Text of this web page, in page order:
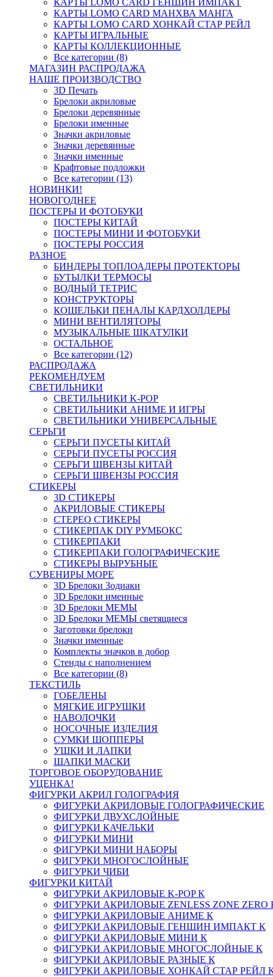
КАРТЫ LOMO CARD ГЕНШИН ИМПАКТ
КАРТЫ LOMO CARD МАНХВА МАНГА
КАРТЫ LOMO CARD ХОНКАЙ СТАР РЕЙЛ
КАРТЫ ИГРАЛЬНЫЕ
КАРТЫ КОЛЛЕКЦИОННЫЕ
Все категории (8)
МАГАЗИН РАСПРОДАЖА
НАШЕ ПРОИЗВОДСТВО
3D Печать
Брелоки акриловые
Брелоки деревянные
Брелоки именные
Значки акриловые
Значки деревянные
Значки именные
Крафтовые подложки
Все категории (13)
НОВИНКИ!
НОВОГОДНЕЕ
ПОСТЕРЫ И ФОТОБУКИ
ПОСТЕРЫ КИТАЙ
ПОСТЕРЫ МИНИ И ФОТОБУКИ
ПОСТЕРЫ РОССИЯ
РАЗНОЕ
БИНДЕРЫ ТОПЛОАДЕРЫ ПРОТЕКТОРЫ
БУТЫЛКИ ТЕРМОСЫ
ВОДНЫЙ ТЕТРИС
КОНСТРУКТОРЫ
КОШЕЛЬКИ ПЕНАЛЫ КАРДХОЛДЕРЫ
МИНИ ВЕНТИЛЯТОРЫ
МУЗЫКАЛЬНЫЕ ШКАТУЛКИ
ОСТАЛЬНОЕ
Все категории (12)
РАСПРОДАЖА
РЕКОМЕНДУЕМ
СВЕТИЛЬНИКИ
СВЕТИЛЬНИКИ K-POP
СВЕТИЛЬНИКИ АНИМЕ И ИГРЫ
СВЕТИЛЬНИКИ УНИВЕРСАЛЬНЫЕ
СЕРЬГИ
СЕРЬГИ ПУСЕТЫ КИТАЙ
СЕРЬГИ ПУСЕТЫ РОССИЯ
СЕРЬГИ ШВЕНЗЫ КИТАЙ
СЕРЬГИ ШВЕНЗЫ РОССИЯ
СТИКЕРЫ
3D СТИКЕРЫ
АКРИЛОВЫЕ СТИКЕРЫ
СТЕРЕО СТИКЕРЫ
СТИКЕРПАК DIY РУМБОКС
СТИКЕРПАКИ
СТИКЕРПАКИ ГОЛОГРАФИЧЕСКИЕ
СТИКЕРЫ ВЫРУБНЫЕ
СУВЕНИРЫ МОРЕ
3D Брелоки Зодиаки
3D Брелоки именные
3D Брелоки МЕМЫ
3D Брелоки МЕМЫ светящиеся
Заготовки брелоки
Значки именные
Комплекты значков в добор
Стенды с наполнением
Все категории (8)
ТЕКСТИЛЬ
ГОБЕЛЕНЫ
МЯГКИЕ ИГРУШКИ
НАВОЛОЧКИ
НОСОЧНЫЕ ИЗДЕЛИЯ
СУМКИ ШОППЕРЫ
УШКИ И ЛАПКИ
ШАПКИ МАСКИ
ТОРГОВОЕ ОБОРУДОВАНИЕ
УЦЕНКА!
ФИГУРКИ АКРИЛ ГОЛОГРАФИЯ
ФИГУРКИ АКРИЛОВЫЕ ГОЛОГРАФИЧЕСКИЕ
ФИГУРКИ ДВУХСЛОЙНЫЕ
ФИГУРКИ КАЧЕЛЬКИ
ФИГУРКИ МИНИ
ФИГУРКИ МИНИ НАБОРЫ
ФИГУРКИ МНОГОСЛОЙНЫЕ
ФИГУРКИ ЧИБИ
ФИГУРКИ КИТАЙ
ФИГУРКИ АКРИЛОВЫЕ K-POP К
ФИГУРКИ АКРИЛОВЫЕ ZENLESS ZONE ZERO
ФИГУРКИ АКРИЛОВЫЕ АНИМЕ К
ФИГУРКИ АКРИЛОВЫЕ ГЕНШИН ИМПАКТ К
ФИГУРКИ АКРИЛОВЫЕ МИНИ К
ФИГУРКИ АКРИЛОВЫЕ МНОГОСЛОЙНЫЕ К
ФИГУРКИ АКРИЛОВЫЕ РАЗНЫЕ К
ФИГУРКИ АКРИЛОВЫЕ ХОНКАЙ СТАР РЕЙЛ